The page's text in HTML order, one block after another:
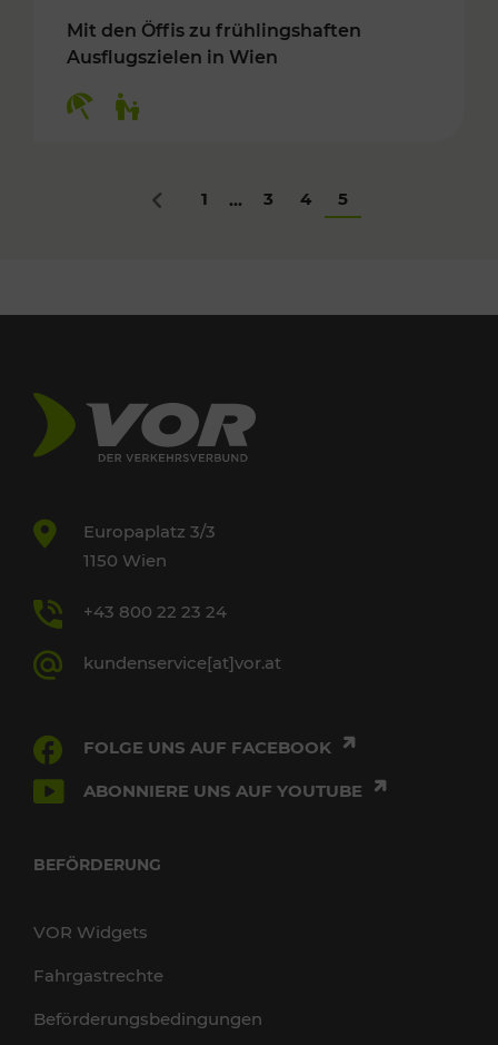
Mit den Öffis zu frühlingshaften
Ausflugszielen in Wien
Zurück
1 ... 3 4 5
Europaplatz 3/3
1150 Wien
+43 800 22 23 24
kundenservice[at]vor.at
FOLGE UNS AUF FACEBOOK
ABONNIERE UNS AUF YOUTUBE
BEFÖRDERUNG
VOR Widgets
Fahrgastrechte
Beförderungsbedingungen